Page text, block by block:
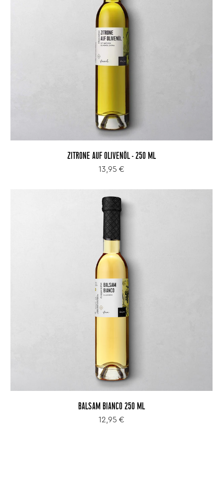
ZITRONE AUF OLIVENÖL - 250 ML
13,95 €
BALSAM BIANCO 250 ML
12,95 €